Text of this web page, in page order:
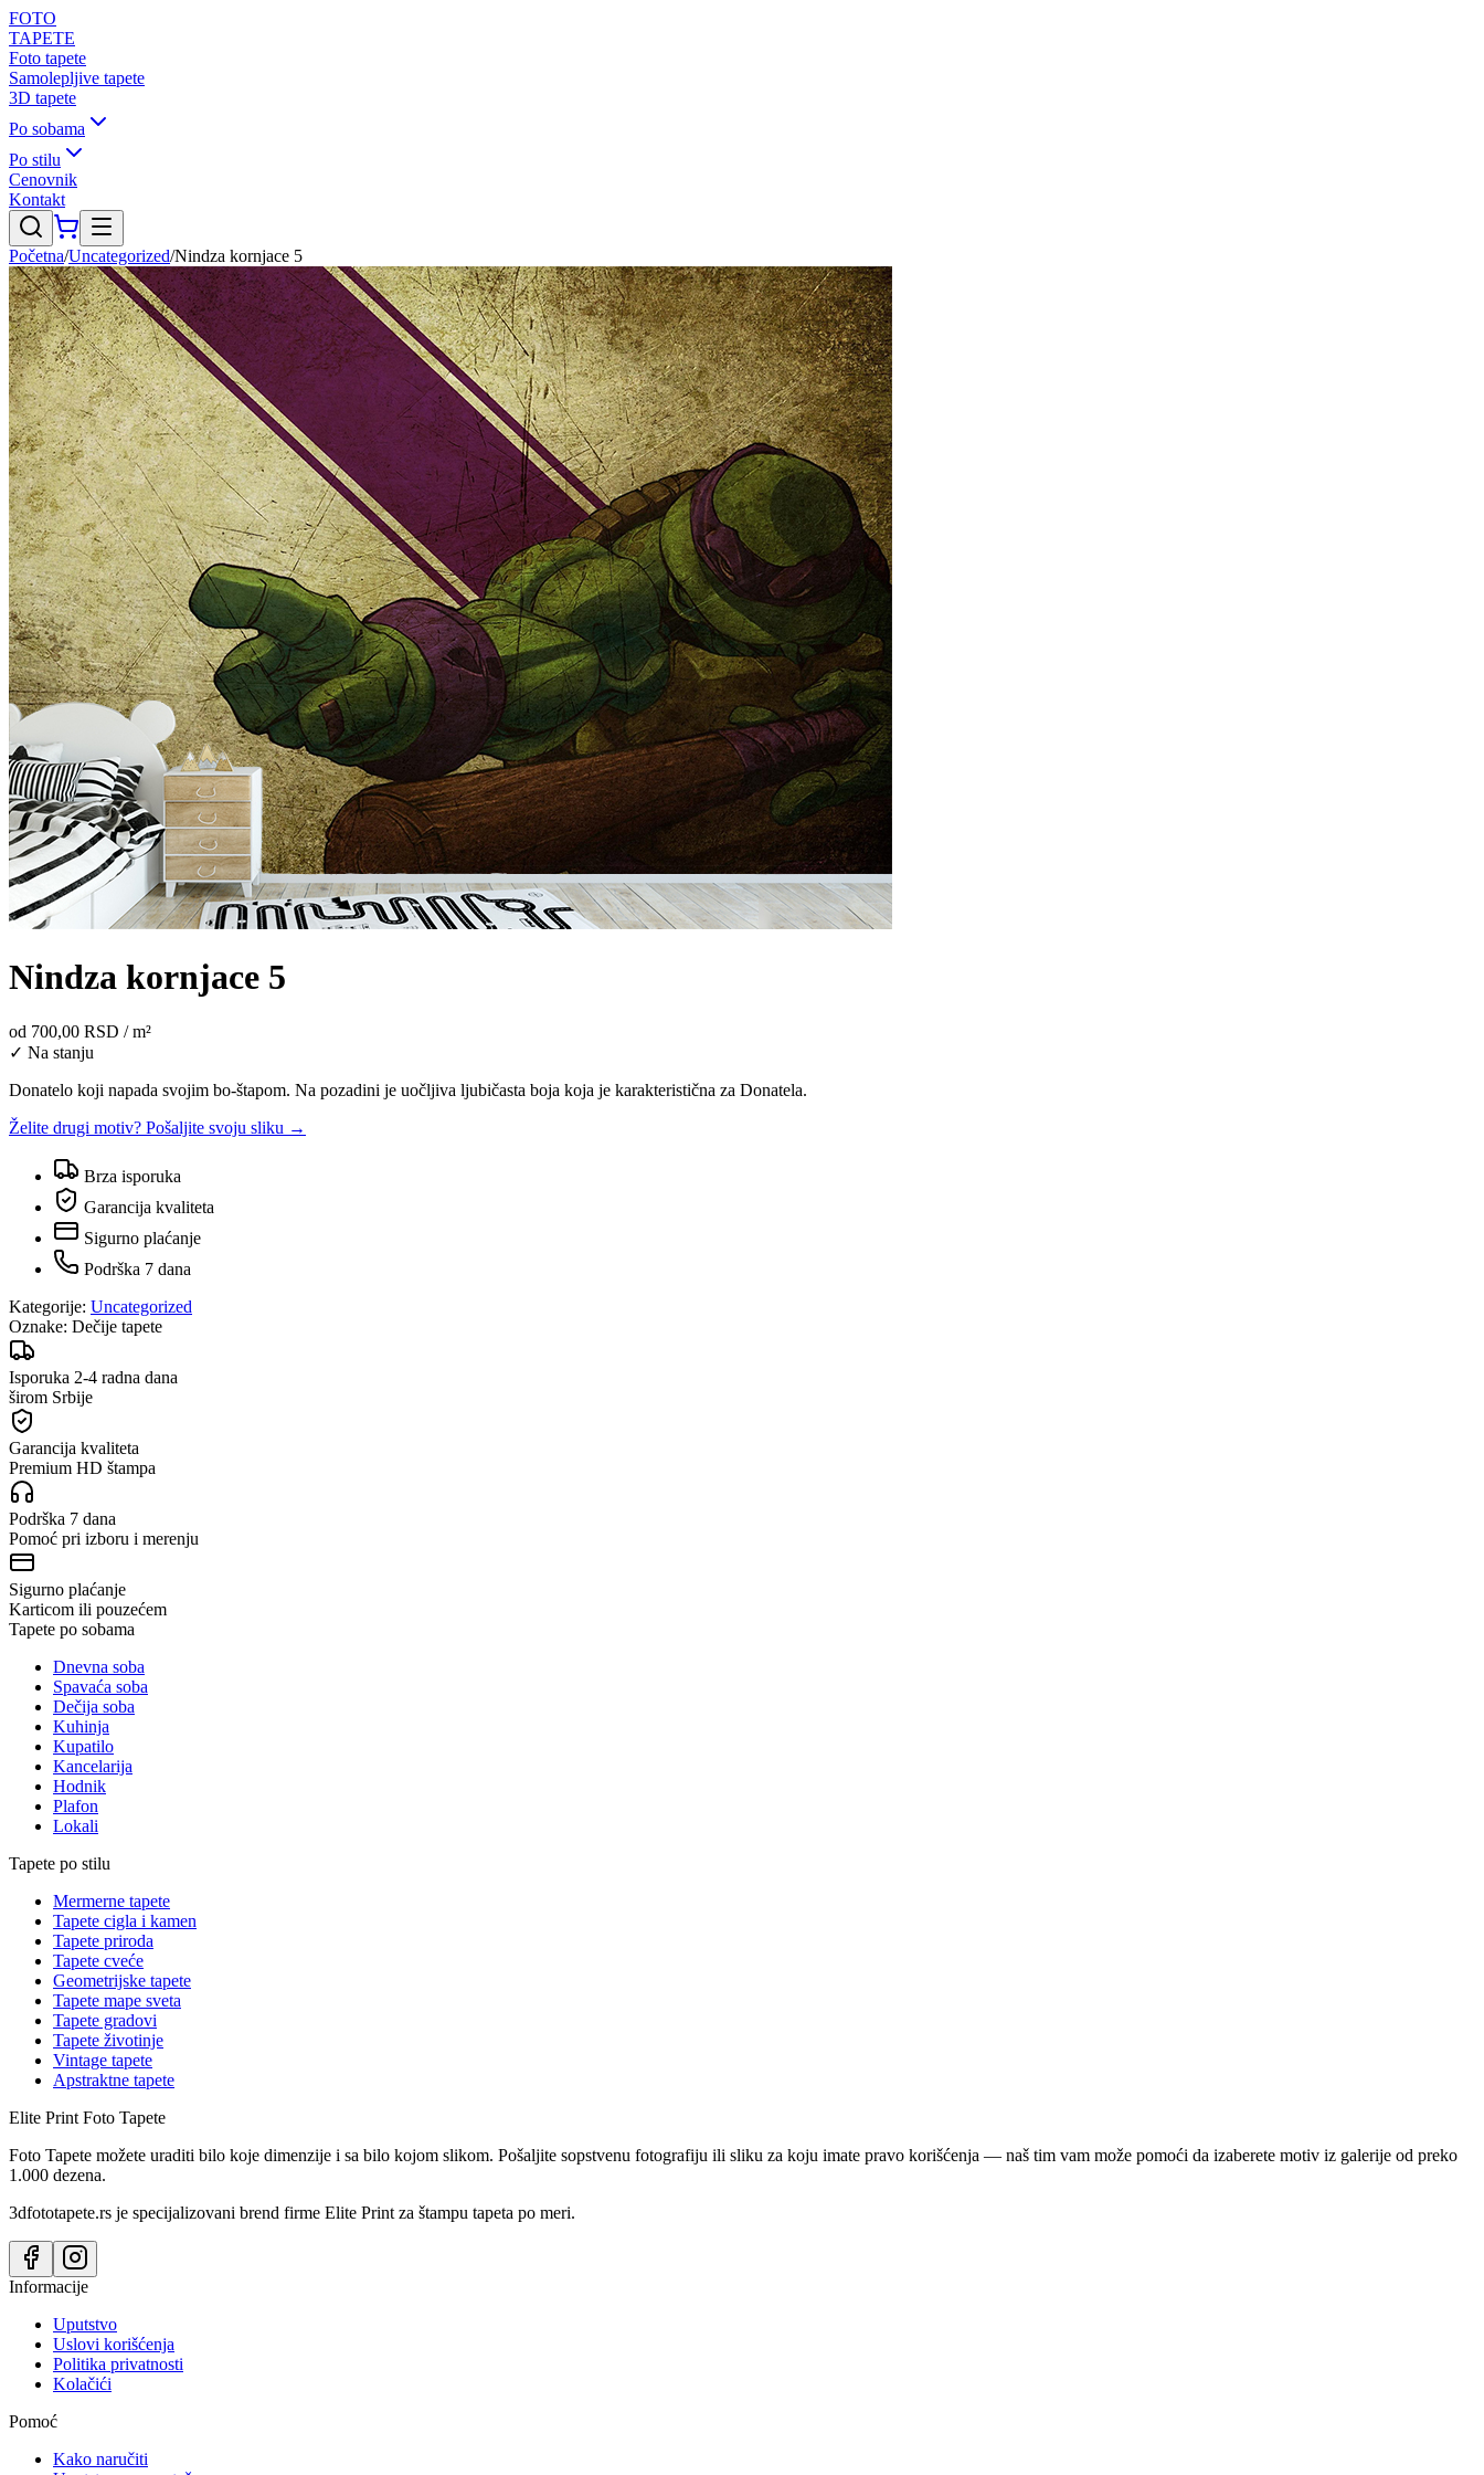
FOTO
TAPETE
Foto tapete
Samolepljive tapete
3D tapete
Po sobama
Po stilu
Cenovnik
Kontakt
Početna/Uncategorized/Nindza kornjace 5
Nindza kornjace 5
od 700,00 RSD / m²
✓ Na stanju
Donatelo koji napada svojim bo-štapom. Na pozadini je uočljiva ljubičasta boja koja je karakteristična za Donatela.
Želite drugi motiv? Pošaljite svoju sliku →
Brza isporuka
Garancija kvaliteta
Sigurno plaćanje
Podrška 7 dana
Kategorije: Uncategorized
Oznake: Dečije tapete
Isporuka 2-4 radna dana
širom Srbije
Garancija kvaliteta
Premium HD štampa
Podrška 7 dana
Pomoć pri izboru i merenju
Sigurno plaćanje
Karticom ili pouzećem
Tapete po sobama
Dnevna soba
Spavaća soba
Dečija soba
Kuhinja
Kupatilo
Kancelarija
Hodnik
Plafon
Lokali
Tapete po stilu
Mermerne tapete
Tapete cigla i kamen
Tapete priroda
Tapete cveće
Geometrijske tapete
Tapete mape sveta
Tapete gradovi
Tapete životinje
Vintage tapete
Apstraktne tapete
Elite Print Foto Tapete
Foto Tapete možete uraditi bilo koje dimenzije i sa bilo kojom slikom. Pošaljite sopstvenu fotografiju ili sliku za koju imate pravo korišćenja — naš tim vam može pomoći da izaberete motiv iz galerije od preko
1.000 dezena.
3dfototapete.rs je specijalizovani brend firme Elite Print za štampu tapeta po meri.
Informacije
Uputstvo
Uslovi korišćenja
Politika privatnosti
Kolačići
Pomoć
Kako naručiti